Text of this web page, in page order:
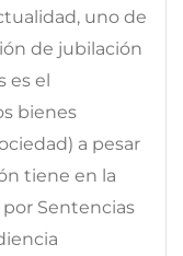
uno de
de jubilación
es el
bienes
a pesar
tiene en la
Sentencias